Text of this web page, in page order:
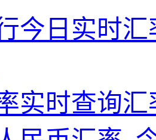
今日实时汇
实时查询汇